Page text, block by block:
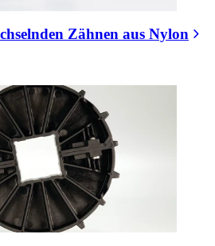
Zähnen aus Nylon